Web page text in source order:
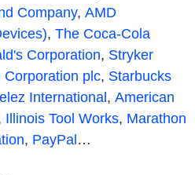
Company, AMD
, The Coca-Cola
Corporation, Stryker
Corporation plc, Starbucks
International, American
Illinois Tool Works, Marathon
, PayPal…